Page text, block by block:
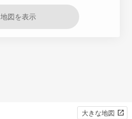
地図を表示
大きな地図